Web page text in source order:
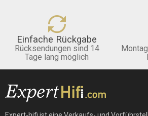
Einfache Rückgabe
Rücksendungen sind 14
Tage lang möglich